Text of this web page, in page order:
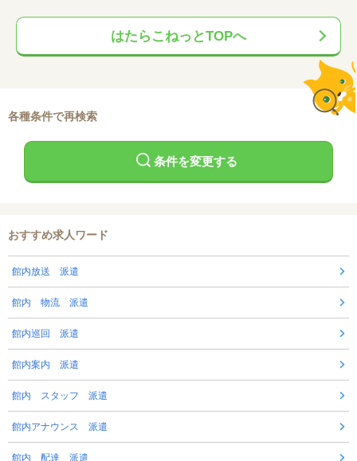
はたらこねっとTOPへ
各種条件で再検索
条件を変更する
おすすめ求人ワード
館内放送 派遣
館内 物流 派遣
館内巡回 派遣
館内案内 派遣
館内 スタッフ 派遣
館内アナウンス 派遣
館内 配達 派遣